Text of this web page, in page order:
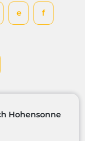
e f
Hohensonne